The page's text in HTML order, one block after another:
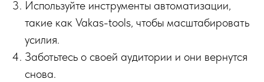
Используйте инструменты автоматизации,
такие как Vakas-tools, чтобы масштабировать
усилия.
Заботьтесь о своей аудитории и они вернутся
снова.